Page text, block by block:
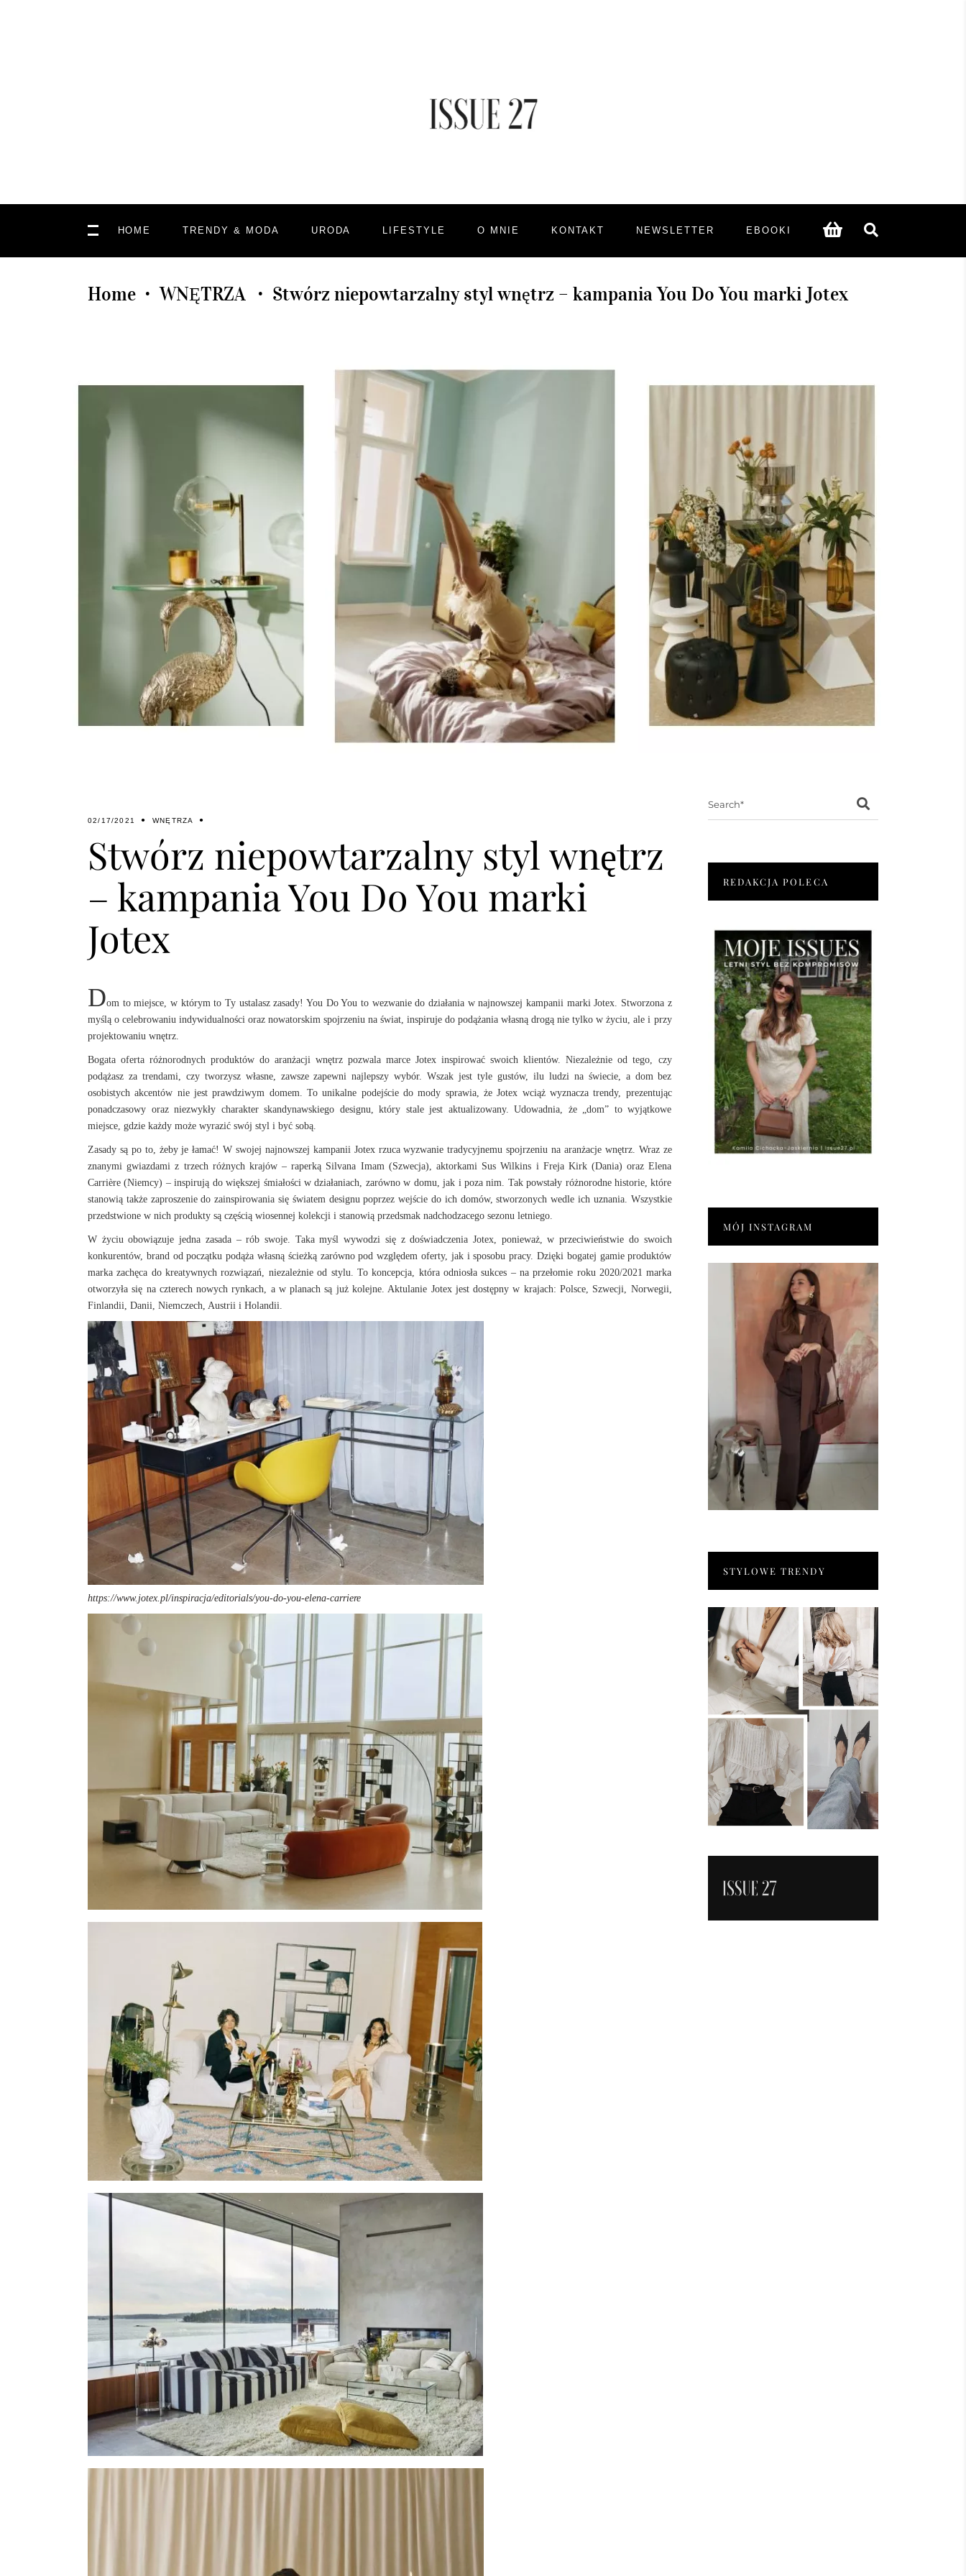
HOME TRENDY & MODA URODA LIFESTYLE O MNIE KONTAKT NEWSLETTER EBOOKI
Home • WNĘTRZA • Stwórz niepowtarzalny styl wnętrz – kampania You Do You marki Jotex
02/17/2021 WNĘTRZA
Stwórz niepowtarzalny styl wnętrz
– kampania You Do You marki
Jotex
Dom to miejsce, w którym to Ty ustalasz zasady! You Do You to wezwanie do działania w najnowszej kampanii marki Jotex. Stworzona z
myślą o celebrowaniu indywidualności oraz nowatorskim spojrzeniu na świat, inspiruje do podążania własną drogą nie tylko w życiu, ale i przy
projektowaniu wnętrz.
Bogata oferta różnorodnych produktów do aranżacji wnętrz pozwala marce Jotex inspirować swoich klientów. Niezależnie od tego, czy
podążasz za trendami, czy tworzysz własne, zawsze zapewni najlepszy wybór. Wszak jest tyle gustów, ilu ludzi na świecie, a dom bez
osobistych akcentów nie jest prawdziwym domem. To unikalne podejście do mody sprawia, że Jotex wciąż wyznacza trendy, prezentując
ponadczasowy oraz niezwykły charakter skandynawskiego designu, który stale jest aktualizowany. Udowadnia, że „dom” to wyjątkowe
miejsce, gdzie każdy może wyrazić swój styl i być sobą.
Zasady są po to, żeby je łamać! W swojej najnowszej kampanii Jotex rzuca wyzwanie tradycyjnemu spojrzeniu na aranżacje wnętrz. Wraz ze
znanymi gwiazdami z trzech różnych krajów – raperką Silvana Imam (Szwecja), aktorkami Sus Wilkins i Freja Kirk (Dania) oraz Elena
Carrière (Niemcy) – inspirują do większej śmiałości w działaniach, zarówno w domu, jak i poza nim. Tak powstały różnorodne historie, które
stanowią także zaproszenie do zainspirowania się światem designu poprzez wejście do ich domów, stworzonych wedle ich uznania. Wszystkie
przedstwione w nich produkty są częścią wiosennej kolekcji i stanowią przedsmak nadchodzacego sezonu letniego.
W życiu obowiązuje jedna zasada – rób swoje. Taka myśl wywodzi się z doświadczenia Jotex, ponieważ, w przeciwieństwie do swoich
konkurentów, brand od początku podąża własną ścieżką zarówno pod względem oferty, jak i sposobu pracy. Dzięki bogatej gamie produktów
marka zachęca do kreatywnych rozwiązań, niezależnie od stylu. To koncepcja, która odniosła sukces – na przełomie roku 2020/2021 marka
otworzyła się na czterech nowych rynkach, a w planach są już kolejne. Aktulanie Jotex jest dostępny w krajach: Polsce, Szwecji, Norwegii,
Finlandii, Danii, Niemczech, Austrii i Holandii.
https://www.jotex.pl/inspiracja/editorials/you-do-you-elena-carriere
REDAKCJA POLECA
MÓJ INSTAGRAM
STYLOWE TRENDY